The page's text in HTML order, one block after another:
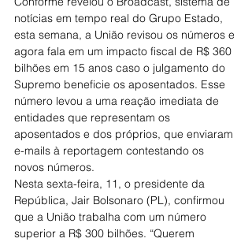
notícias em tempo real do Grupo Estado,
esta semana, a União revisou os números e
agora fala em um impacto fiscal de R$ 360
bilhões em 15 anos caso o julgamento do
Supremo beneficie os aposentados. Esse
número levou a uma reação imediata de
entidades que representam os
aposentados e dos próprios, que enviaram
e-mails à reportagem contestando os
novos números.
Nesta sexta-feira, 11, o presidente da
República, Jair Bolsonaro (PL), confirmou
que a União trabalha com um número
superior a R$ 300 bilhões. “Querem